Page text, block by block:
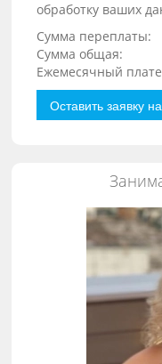
обработку ваших
Сумма переплаты:
Сумма общая:
Ежемесячный
Оставить заявку